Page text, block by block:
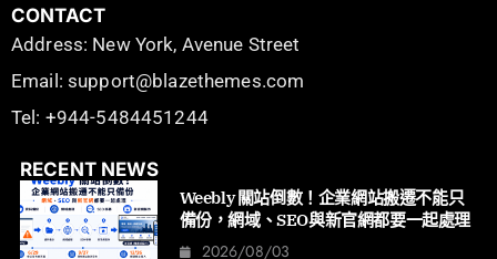
CONTACT
Address: New York, Avenue Street
Email: support@blazethemes.com
Tel: +944-5484451244
RECENT NEWS
Weebly 關站倒數！企業網站搬遷不能只
備份，網域、SEO與新官網都要一起處理
2026/08/03